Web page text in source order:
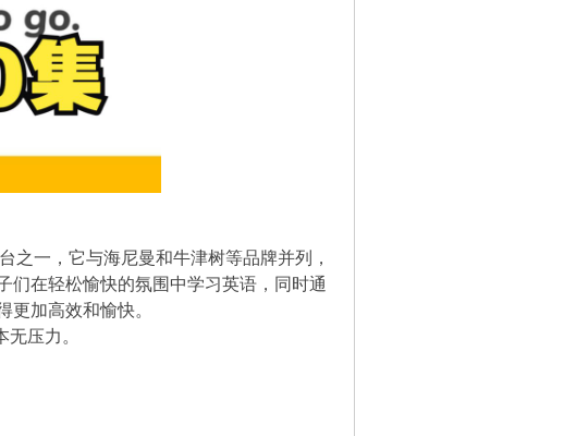
之一，它与海尼曼和牛津树等品牌并列，
们在轻松愉快的氛围中学习英语，同时通
加高效和愉快。
压力。